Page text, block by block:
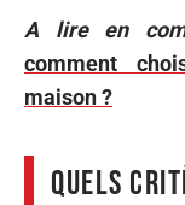
A lire en
comment
maison ?
Quels